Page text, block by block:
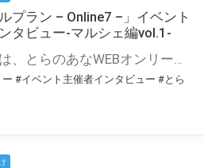
プラン – Online7 –」イベント
タビュー-マルシェ編vol.1-
こんにちは、とらのあなWEBオンリー運営スタッフです。 新たにお届けする、イベント主催者インタビュー-マルシェ編-は、 とらのあなWEBオンリー「マルシェ」をご利用した主催様に 「マルシェ」を使って開催した感想や心がけをお聞きする企画です。 今回は、WEBオンリー開催7回目迎えた「マレシルプラン – Online7 –」より、 主催の玉川うた様にお話を伺いました。 ▼マレシルプランのインタビュー前回記事 「イベント主催者インタビュー vol.6」はこちら 協力：玉川うた様（マレシルプラン実行委員会 代表）／イベント公式Twitter（@mallesil_plan） とらのあなWEBオンリー「マルシェ」とは？ WEBオンリーでリアルタイムでコミュニケーションがとれるオンライン会場です。
ー #イベント主催者インタビュー #とら